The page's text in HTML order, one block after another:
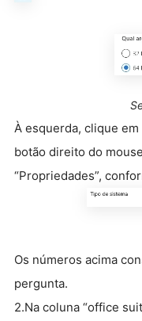
À esquerda, clique
botão direito do
“Propriedades”,
Os números acima
pergunta.
2.Na coluna “office